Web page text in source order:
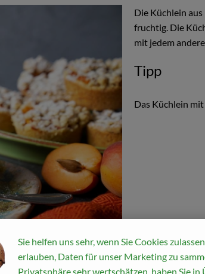
Die Küchlein
fruchtig. Die
mit jedem
Tipp
Das Küchlein
Sie helfen uns sehr, wenn Sie Cookies
erlauben, Daten für unser Marketing zu
Privatsphäre sehr wertschätzen, haben Sie